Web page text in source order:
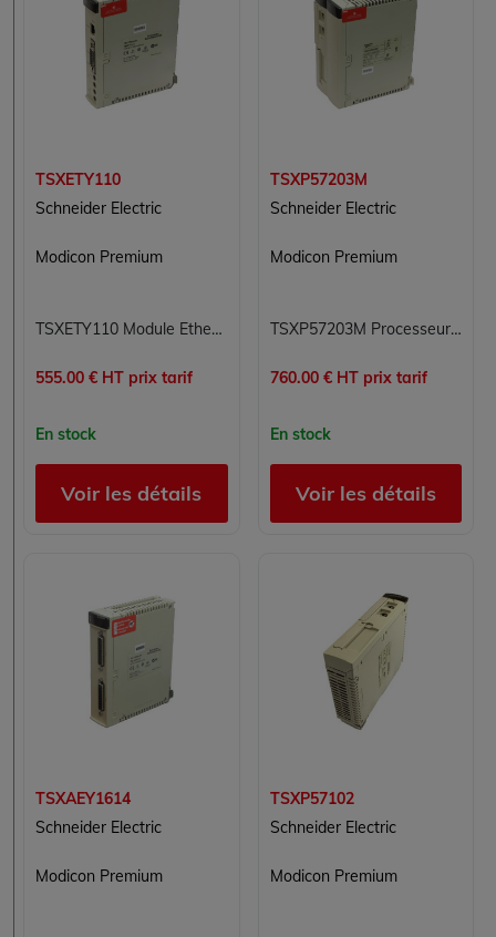
TSXETY110
Schneider Electric
Modicon Premium
TSXETY110 Module Ethernet TCP/IP Modicon Premium Schneider Electric
555.00 € HT prix tarif
En stock
Voir les détails
TSXP57203M
Schneider Electric
Modicon Premium
TSXP57203M Processeur Modicon Premium Schneider Electric
760.00 € HT prix tarif
En stock
Voir les détails
TSXAEY1614
Schneider Electric
Modicon Premium
TSXP57102
Schneider Electric
Modicon Premium